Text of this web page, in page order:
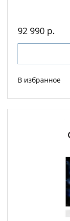
92 990 р.
В избранное